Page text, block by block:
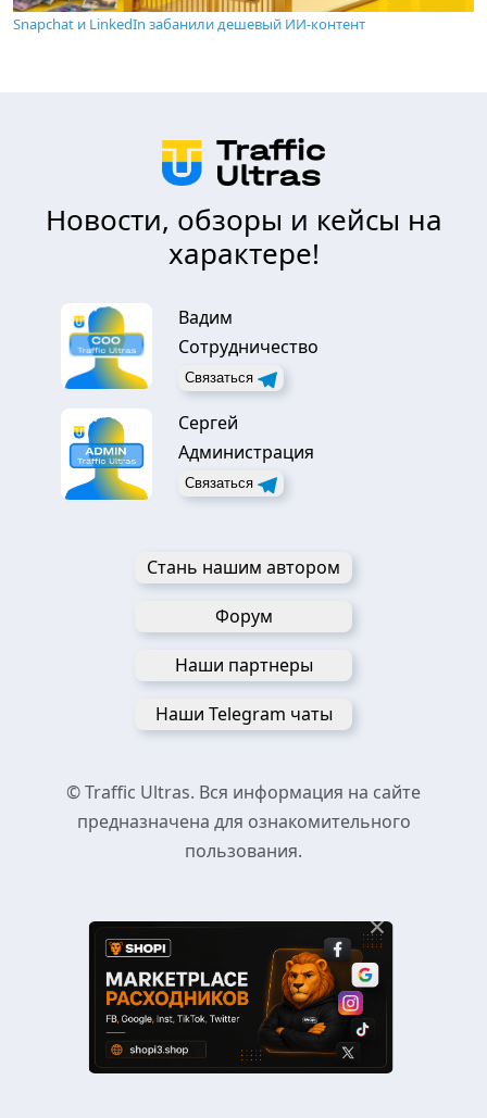
Snapchat и LinkedIn забанили дешевый ИИ-контент
Новости, обзоры и кейсы на
характере!
Вадим
Сотрудничество
Связаться
Сергей
Администрация
Связаться
Стань нашим автором
Форум
Наши партнеры
Наши Telegram чаты
© Traffic Ultras. Вся информация на сайте
предназначена для ознакомительного
пользования.
×